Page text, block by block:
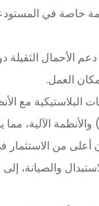
خاصة في
دعم الأحمال
العمل.
مع
من الاستثمار
والصيانة،